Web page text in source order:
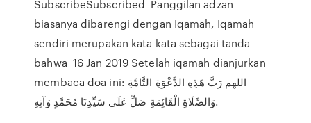
SubscribeSubscribed Panggilan adzan
biasanya dibarengi dengan Iqamah, Iqamah
sendiri merupakan kata kata sebagai tanda
bahwa 16 Jan 2019 Setelah iqamah dianjurkan
membaca doa ini: اللهم رَبَّ هَذِهِ الدَّعْوَةِ التَّامَّةِ
وَالصَّلَاةِ الْقَائِمَةِ صَلِّ عَلَى سَيِّدِنَا مُحَمَّدٍ وَآتِهِ.